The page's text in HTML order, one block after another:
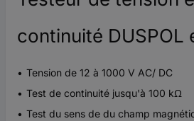
continuité DUSPOL
Tension de 12 à 1000 V AC/ DC
Test de continuité jusqu'à 100 kΩ
Test du sens de du champ